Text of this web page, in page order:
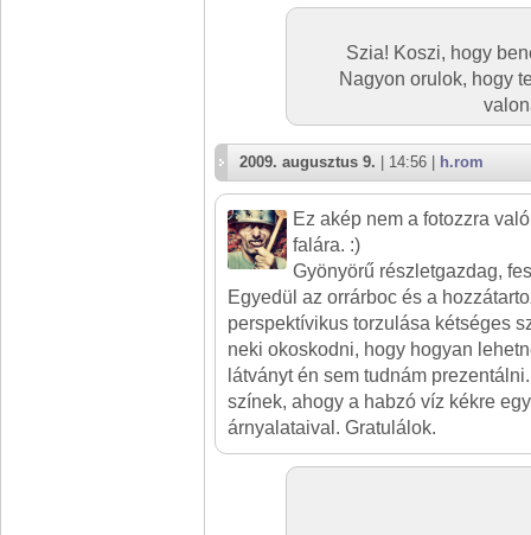
Szia! Koszi, hogy
Nagyon orulok, hogy
2009. augusztus 9. | 14:56 | h.rom
Ez akép nem a fotozzra
falára. :)
Gyönyörű részletgazdag,
Egyedül az orrárboc és a
perspektívikus torzulása kétséges
neki okoskodni, hogy hogyan
látványt én sem tudnám
színek, ahogy a habzó víz kékre
árnyalataival. Gratulálok.